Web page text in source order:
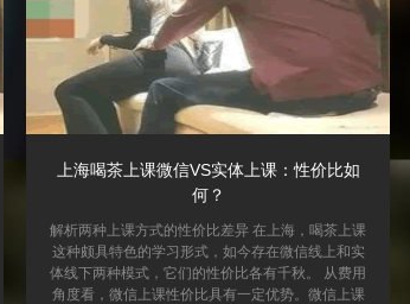
上海喝茶上课微信VS实体上课：性价比如
何？
解析两种上课方式的性价比差异 在上海，喝茶上课
这种颇具特色的学习形式，如今存在微信线上和实
体线下两种模式，它们的性价比各有千秋。 从费用
角度看，微信上课性价比具有一定优势。微信上课